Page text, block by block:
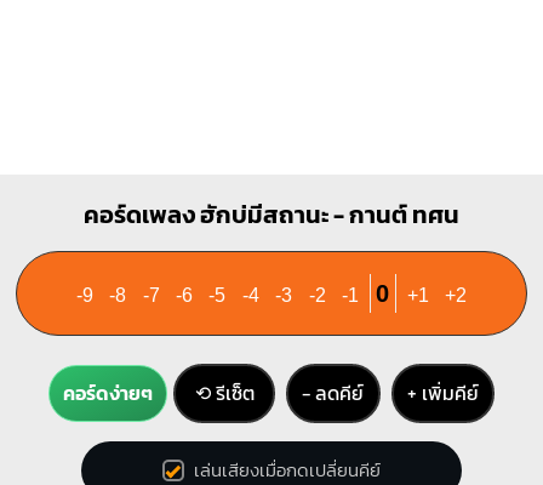
คอร์ดเพลง ฮักบ่มีสถานะ - กานต์ ทศน
-9 -8 -7 -6 -5 -4 -3 -2 -1 0 +1 +2
คอร์ดง่ายๆ ⟲ รีเซ็ต − ลดคีย์ + เพิ่มคีย์
เล่นเสียงเมื่อกดเปลี่ยนคีย์